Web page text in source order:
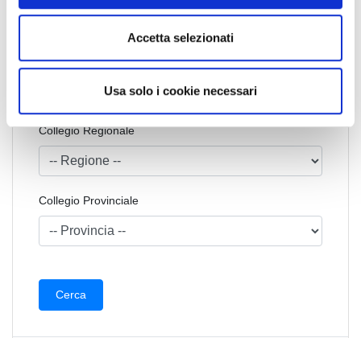
Accetta selezionati
Usa solo i cookie necessari
Codice Associato FIAP
Collegio Regionale
Collegio Provinciale